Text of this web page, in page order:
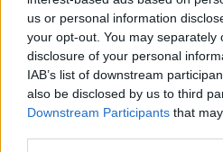
us or personal information
your opt-out. You may separately
disclosure of your personal
IAB’s list of downstream
also be disclosed by us to third
Downstream Participants that
Přihlásit se a odpovědět
Smazaný|Předmět:RE: